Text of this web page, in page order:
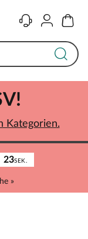
KontaktKonto
23SEK.
»
Kategorien.